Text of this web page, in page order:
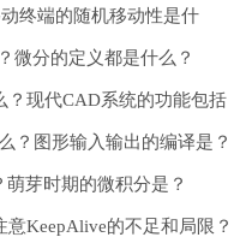
终端的随机移动性是什
微分的定义都是什么？
？现代CAD系统的功能包括
？图形输入输出的编译是？
芽时期的微积分是？
KeepAlive的不足和局限？